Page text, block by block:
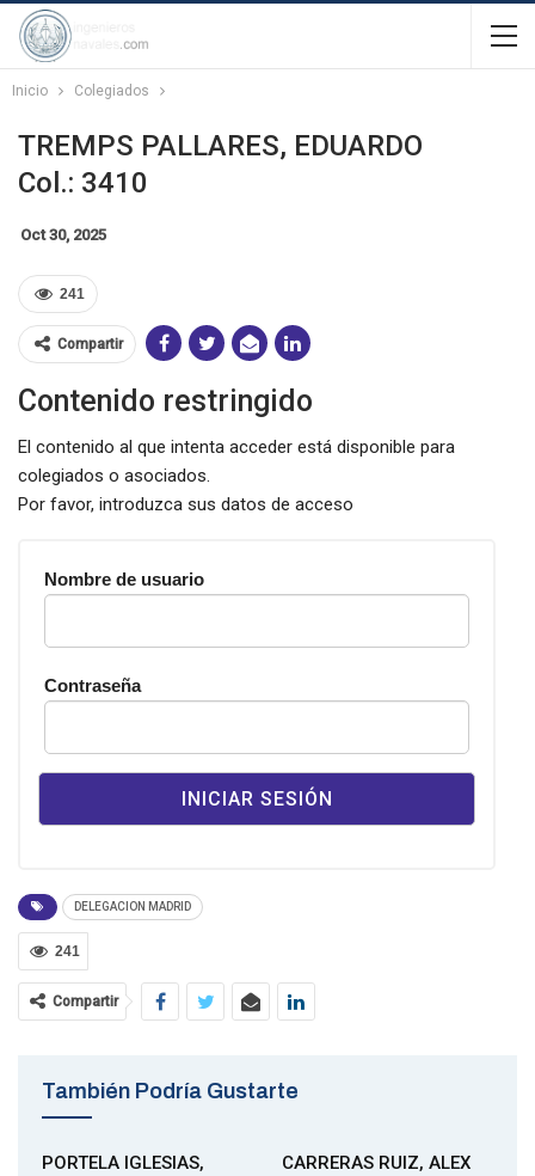
Inicio Colegiados
TREMPS PALLARES, EDUARDO
Col.: 3410
Oct 30, 2025
241
Compartir
Contenido restringido
El contenido al que intenta acceder está disponible para
colegiados o asociados.
Por favor, introduzca sus datos de acceso
Nombre de usuario
Contraseña
DELEGACION MADRID
241
Compartir
También Podría Gustarte
PORTELA IGLESIAS,
CARRERAS RUIZ, ALEX